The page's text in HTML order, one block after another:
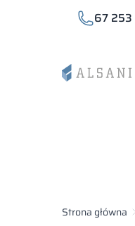
67
Strona główna